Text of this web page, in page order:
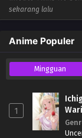
sekarang lalu
Anime Populer
Mingguan
1